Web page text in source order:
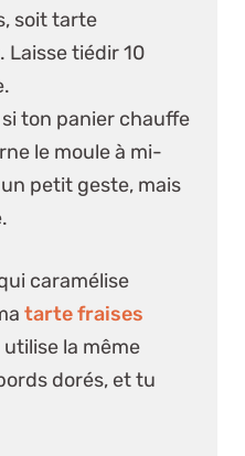
soit tarte
tiédir 10
si ton panier chauffe
le moule à mi-
un petit geste, mais
caramélise
tarte fraises
utilise la même
dorés, et tu